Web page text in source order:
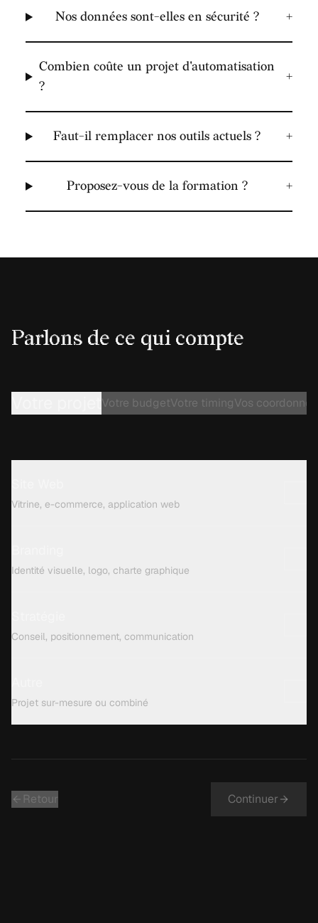
Nos données sont-elles en sécurité ? +
Combien coûte un projet d'automatisation
?
+
Faut-il remplacer nos outils actuels ? +
Proposez-vous de la formation ? +
Parlons de ce qui compte
Votre budgetVotre timingVos
Vitrine, e-commerce, application web
Identité visuelle, logo, charte graphique
Conseil, positionnement, communication
Projet sur-mesure ou combiné
Retour Continuer